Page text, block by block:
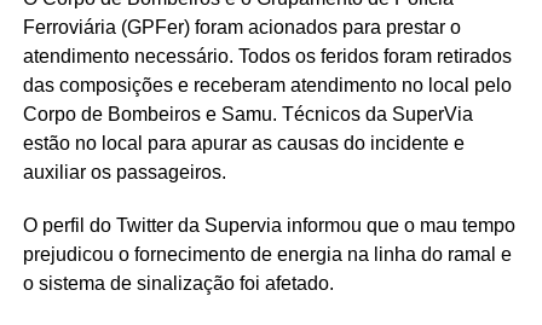
Ferroviária (GPFer) foram acionados para prestar o
atendimento necessário. Todos os feridos foram retirados
das composições e receberam atendimento no local pelo
Corpo de Bombeiros e Samu. Técnicos da SuperVia
estão no local para apurar as causas do incidente e
auxiliar os passageiros.
O perfil do Twitter da Supervia informou que o mau tempo
prejudicou o fornecimento de energia na linha do ramal e
o sistema de sinalização foi afetado.